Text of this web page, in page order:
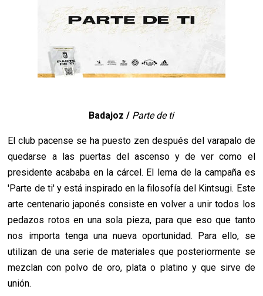
Badajoz / Parte de ti
El club pacense se ha puesto zen después del varapalo de
quedarse a las puertas del ascenso y de ver como el
presidente acababa en la cárcel. El lema de la campaña es
'Parte de ti' y está inspirado en la filosofía del Kintsugi. Este
arte centenario japonés consiste en volver a unir todos los
pedazos rotos en una sola pieza, para que eso que tanto
nos importa tenga una nueva oportunidad. Para ello, se
utilizan de una serie de materiales que posteriormente se
mezclan con polvo de oro, plata o platino y que sirve de
unión.